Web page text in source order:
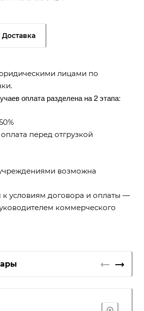
Доставка
лицами по
оплата разделена на 2 этапа:
перед отгрузкой
возможна
условиям договора и оплаты —
коммерческого